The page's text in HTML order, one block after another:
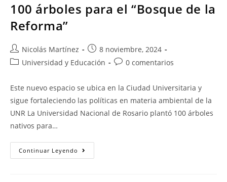
100 árboles para el “Bosque de la
Reforma”
Nicolás Martínez
8 noviembre, 2024
Universidad y Educación
0 comentarios
Este nuevo espacio se ubica en la Ciudad Universitaria y
sigue fortaleciendo las políticas en materia ambiental de la
UNR La Universidad Nacional de Rosario plantó 100 árboles
nativos para…
Continuar Leyendo